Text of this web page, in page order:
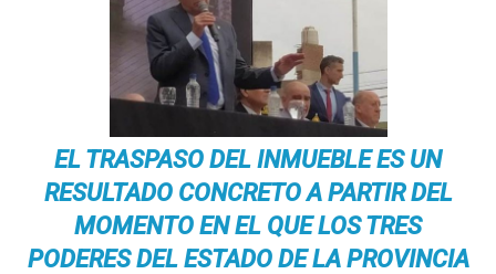
EL TRASPASO DEL INMUEBLE ES UN
RESULTADO CONCRETO A PARTIR DEL
MOMENTO EN EL QUE LOS TRES
PODERES DEL ESTADO DE LA PROVINCIA